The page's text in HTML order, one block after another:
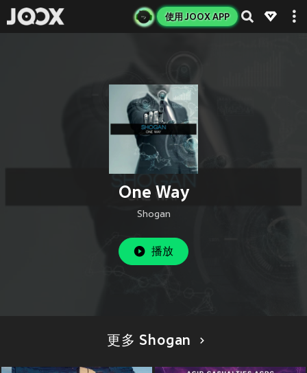
使用 JOOX APP
One Way
Shogan
播放
更多 Shogan